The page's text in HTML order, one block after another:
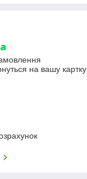
на вашу картку